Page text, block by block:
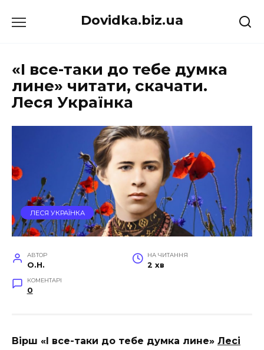
до
Dovidka.biz.ua
«І все-таки до тебе думка
лине» читати, скачати.
Леся Українка
ЛЕСЯ УКРАЇНКА
АВТОР
O.H.
НА ЧИТАННЯ
2 хв
КОМЕНТАРІ
0
Вірш «І все-таки до тебе думка лине» Лесі